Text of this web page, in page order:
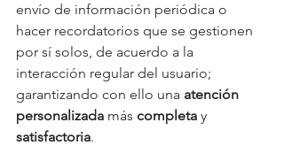
envío de información periódica o
hacer recordatorios que se gestionen
por sí solos, de acuerdo a la
interacción regular del usuario;
garantizando con ello una atención
personalizada más completa y
satisfactoria.